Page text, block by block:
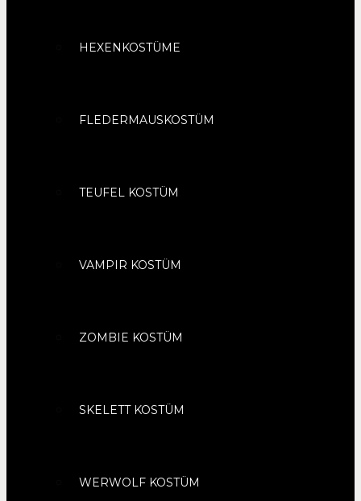
HEXENKOSTÜME
FLEDERMAUSKOSTÜM
TEUFEL KOSTÜM
VAMPIR KOSTÜM
ZOMBIE KOSTÜM
SKELETT KOSTÜM
WERWOLF KOSTÜM